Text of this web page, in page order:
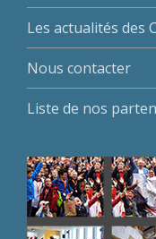
Les actualités des
Nous contacter
Liste de nos